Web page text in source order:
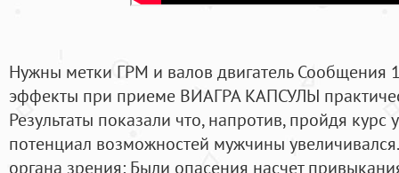
Нужны метки ГРМ и валов двигатель Сообщения
эффекты при приеме ВИАГРА КАПСУЛЫ
Результаты показали что, напротив, пройдя курс
потенциал возможностей мужчины
органа зрения: Были опасения насчет